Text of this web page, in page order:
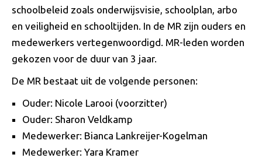
schoolbeleid zoals onderwijsvisie, schoolplan, arbo
en veiligheid en schooltijden. In de MR zijn ouders en
medewerkers vertegenwoordigd. MR-leden worden
gekozen voor de duur van 3 jaar.
De MR bestaat uit de volgende personen:
Ouder: Nicole Larooi (voorzitter)
Ouder: Sharon Veldkamp
Medewerker: Bianca Lankreijer-Kogelman
Medewerker: Yara Kramer